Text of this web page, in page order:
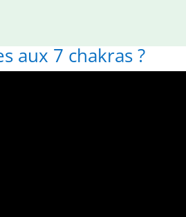
aux 7 chakras ?